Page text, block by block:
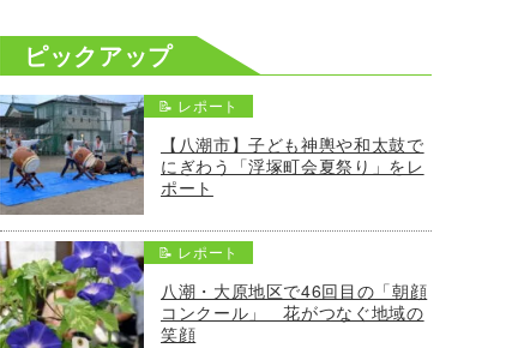
ピックアップ
📝 レポート
【八潮市】子ども神輿や和太鼓で
にぎわう「浮塚町会夏祭り」をレ
ポート
📝 レポート
八潮・大原地区で46回目の「朝顔
コンクール」 花がつなぐ地域の
笑顔